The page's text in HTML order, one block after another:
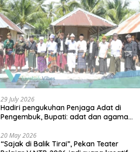
29 July 2026
Hadiri pengukuhan Penjaga Adat di
Pengembuk, Bupati: adat dan agama
20 May 2026
“Sajak di Balik Tirai”, Pekan Teater